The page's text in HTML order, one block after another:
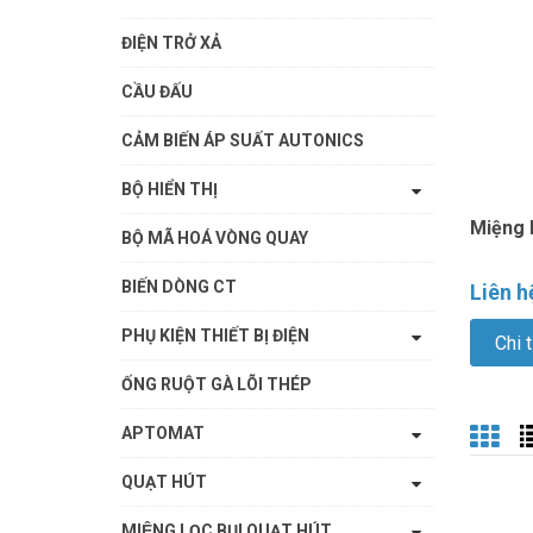
Miệng
Liên
Chi
ĐIỆN TRỞ XẢ
CẦU ĐẤU
CẢM BIẾN ÁP SUẤT AUTONICS
BỘ HIỂN THỊ
BỘ MÃ HOÁ VÒNG QUAY
BIẾN DÒNG CT
PHỤ KIỆN THIẾT BỊ ĐIỆN
ỐNG RUỘT GÀ LÕI THÉP
APTOMAT
QUẠT HÚT